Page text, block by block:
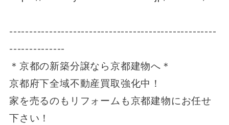
----------------------------------------------------
--------------
＊京都の新築分譲なら京都建物へ＊
京都府下全域不動産買取強化中！
家を売るのもリフォームも京都建物にお任せ
下さい！